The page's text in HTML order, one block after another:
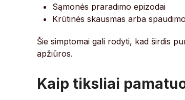
Sąmonės praradimo epizodai
Krūtinės skausmas arba
Šie simptomai gali rodyti, kad širdis
apžiūros.
Kaip tiksliai